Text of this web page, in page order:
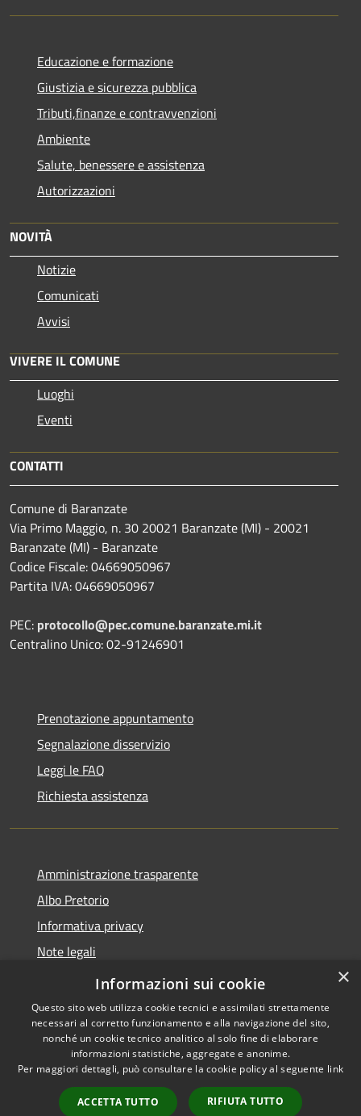
Educazione e formazione
Giustizia e sicurezza pubblica
Tributi,finanze e contravvenzioni
Ambiente
Salute, benessere e assistenza
Autorizzazioni
NOVITÀ
Notizie
Comunicati
Avvisi
VIVERE IL COMUNE
Luoghi
Eventi
CONTATTI
Comune di Baranzate
Via Primo Maggio, n. 30 20021 Baranzate (MI) - 20021
Baranzate (MI) - Baranzate
Codice Fiscale: 04669050967
Partita IVA: 04669050967
PEC: protocollo@pec.comune.baranzate.mi.it
Centralino Unico: 02-91246901
Prenotazione appuntamento
Segnalazione disservizio
Leggi le FAQ
Richiesta assistenza
Amministrazione trasparente
Albo Pretorio
Informativa privacy
Note legali
Dichiarazione di accessibilità
Accessibilità
Copyright © 2026 • Comune di
Baranzate • Powered by
Municipium•
Accesso
×
Informazioni sui cookie
Questo sito web utilizza cookie tecnici e assimilati strettamente
necessari al corretto funzionamento e alla navigazione del sito,
nonché un cookie tecnico analitico al solo fine di elaborare
informazioni statistiche, aggregate e anonime.
Per maggiori dettagli, può consultare la cookie policy al seguente link
ACCETTA TUTTO RIFIUTA TUTTO